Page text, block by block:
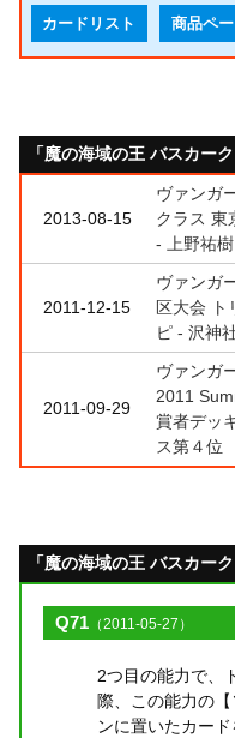
カードリスト 商品ペ
「魔の海域の王 バスカー
2013-08-15
ヴァンガ
クラス 東
- 上野祐
2011-12-15
ヴァンガ
区大会 ト
ピ - 沢神
2011-09-29
ヴァンガ
2011
賞者デッ
ス第４位
「魔の海域の王 バスカー
Q71 （2011-05-27）
2つ目の能力で、
際、この能力の
ンに置いたカー